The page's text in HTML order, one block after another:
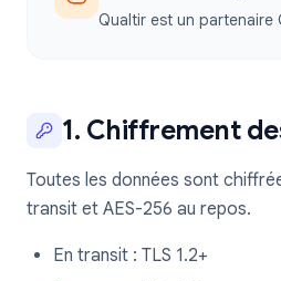
Qualtir est un partenaire
1. Chiffrement
Toutes les données sont
transit et AES-256 au repos.
En transit : TLS 1.2+